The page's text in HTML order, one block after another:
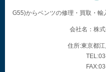
G55)からベンツの修理・買取・
会社名：株
住所:東京都